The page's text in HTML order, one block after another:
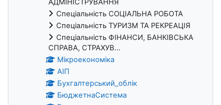
АДМІНІСТРУВАННЯ
Спеціальність СОЦІАЛЬНА РОБОТА
Спеціальність ТУРИЗМ ТА РЕКРЕАЦІЯ
Спеціальність ФІНАНСИ, БАНКІВСЬКА
СПРАВА, СТРАХУВ...
Мікроекономіка
АІП
Бухгалтерський_облік
БюджетнаСистема